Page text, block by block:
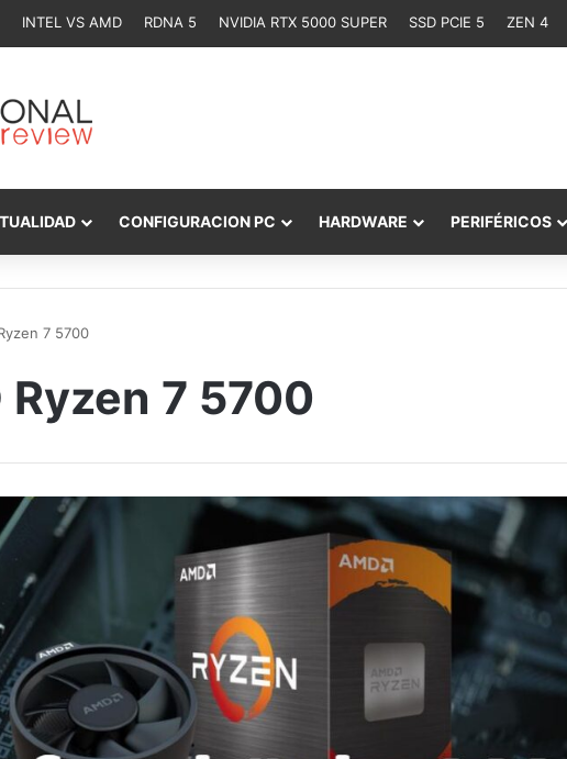
INTEL VS AMD RDNA 5 NVIDIA RTX 5000 SUPER SSD PCIE 5 ZEN 4
CONFIGURACION PC HARDWARE PERIFÉRICOS
7 5700
Ryzen 7 5700